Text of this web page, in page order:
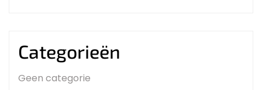
Categorieën
Geen categorie